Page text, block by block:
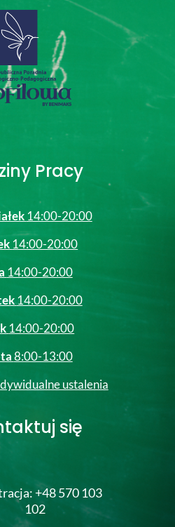
Pracy
14:00-20:00
14:00-20:00
14:00-20:00
14:00-20:00
14:00-20:00
8:00-13:00
ustalenia
się
+48 570 103
102